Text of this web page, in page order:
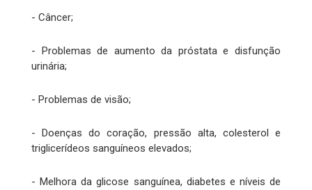
- Câncer;
- Problemas de aumento da próstata e disfunção
urinária;
- Problemas de visão;
- Doenças do coração, pressão alta, colesterol e
triglicerídeos sanguíneos elevados;
- Melhora da glicose sanguínea, diabetes e níveis de